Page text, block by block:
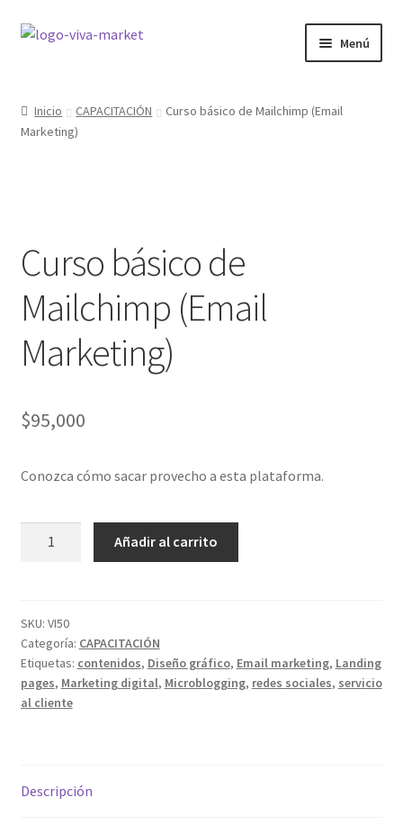
Ir
Ir
Menú
WORDPRESS
CURSOS
MI COMPRA
Inicio CAPACITACIÓN
Curso básico de Mailchimp (Email
Marketing)
Curso básico de
Mailchimp (Email
Marketing)
$95,000
Conozca cómo sacar provecho a esta plataforma.
(Email
Marketing)
cantidad
Añadir al carrito
SKU: VI50
Categoría: CAPACITACIÓN
Etiquetas: contenidos, Diseño gráfico, Email marketing, Landing
pages, Marketing digital, Microblogging, redes sociales, servicio
al cliente
Descripción